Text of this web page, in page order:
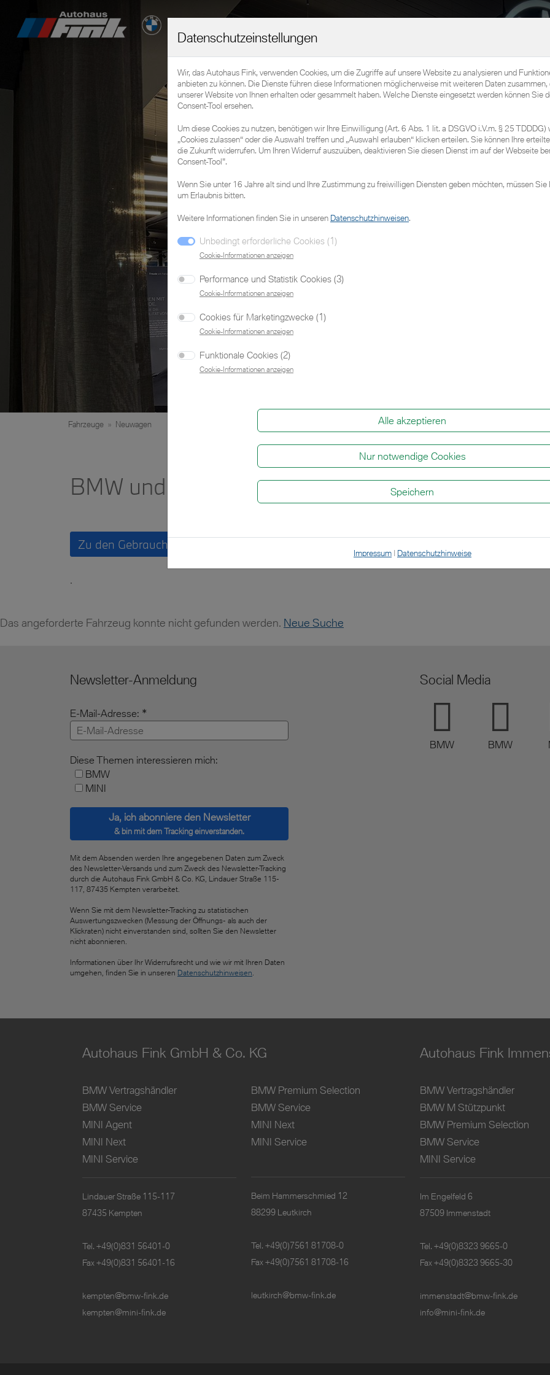
Fahrzeuge » Neuwagen
BMW und MINI Neufahrzeuge
Zu den Gebraucht- und Vorführwagen
.
Das angeforderte Fahrzeug konnte nicht gefunden werden. Neue Suche
Newsletter-Anmeldung
E-Mail-Adresse:
Diese Themen interessieren mich:
BMW
MINI
Ja, ich abonniere den Newsletter
& bin mit dem Tracking einverstanden.
Mit dem Absenden werden Ihre angegebenen Daten zum Zweck
des Newsletter-Versands und zum Zweck des Newsletter-Tracking
durch die Autohaus Fink GmbH & Co. KG, Lindauer Straße 115-
117, 87435 Kempten verarbeitet.
Wenn Sie mit dem Newsletter-Tracking zu statistischen
Auswertungszwecken (Messung der Öffnungs- als auch der
Klickraten) nicht einverstanden sind, sollten Sie den Newsletter
nicht abonnieren.
Informationen über Ihr Widerrufsrecht und wie wir mit Ihren Daten
umgehen, finden Sie in unseren Datenschutzhinweisen.
Social Media
BMW BMW
Autohaus Fink GmbH & Co. KG
BMW Vertragshändler
BMW Service
MINI Agent
MINI Next
MINI Service
Lindauer Straße 115-117
87435 Kempten
Tel. +49(0)831 56401-0
Fax +49(0)831 56401-16
kempten@bmw-fink.de
kempten@mini-fink.de
BMW Premium Selection
BMW Service
MINI Next
MINI Service
Beim Hammerschmied 12
88299 Leutkirch
Tel. +49(0)7561 81708-0
Fax +49(0)7561 81708-16
leutkirch@bmw-fink.de
Autohaus Fink
BMW Vertragshändler
BMW M Stützpunkt
BMW Premium Selection
BMW Service
MINI Service
Im Engelfeld 6
87509 Immenstadt
Tel. +49(0)8323 9665-0
Fax +49(0)8323 9665-30
immenstadt@bmw-fink.de
info@mini-fink.de
Datenschutzeinstellungen
Wir, das Autohaus Fink, verwenden Cookies, um die Zugriffe auf unsere Website zu analysieren und
anbieten zu können. Die Dienste führen diese Informationen möglicherweise mit weiteren Daten
unserer Website von Ihnen erhalten oder gesammelt haben. Welche Dienste eingesetzt werden können Sie
Consent-Tool ersehen.
Um diese Cookies zu nutzen, benötigen wir Ihre Einwilligung (Art. 6 Abs. 1 lit. a DSGVO i.V.m. § 25
„Cookies zulassen“ oder die Auswahl treffen und „Auswahl erlauben“ klicken erteilen. Sie können Ihre
die Zukunft widerrufen. Um Ihren Widerruf auszuüben, deaktivieren Sie diesen Dienst im auf der Webseite
Consent-Tool".
Wenn Sie unter 16 Jahre alt sind und Ihre Zustimmung zu freiwilligen Diensten geben möchten, müssen
um Erlaubnis bitten.
Weitere Informationen finden Sie in unseren Datenschutzhinweisen.
Unbedingt erforderliche Cookies (1)
Cookie-Informationen anzeigen
Performance und Statistik Cookies (3)
Cookie-Informationen anzeigen
Cookies für Marketingzwecke (1)
Cookie-Informationen anzeigen
Funktionale Cookies (2)
Cookie-Informationen anzeigen
Alle akzeptieren
Nur notwendige Cookies
Speichern
Impressum | Datenschutzhinweise